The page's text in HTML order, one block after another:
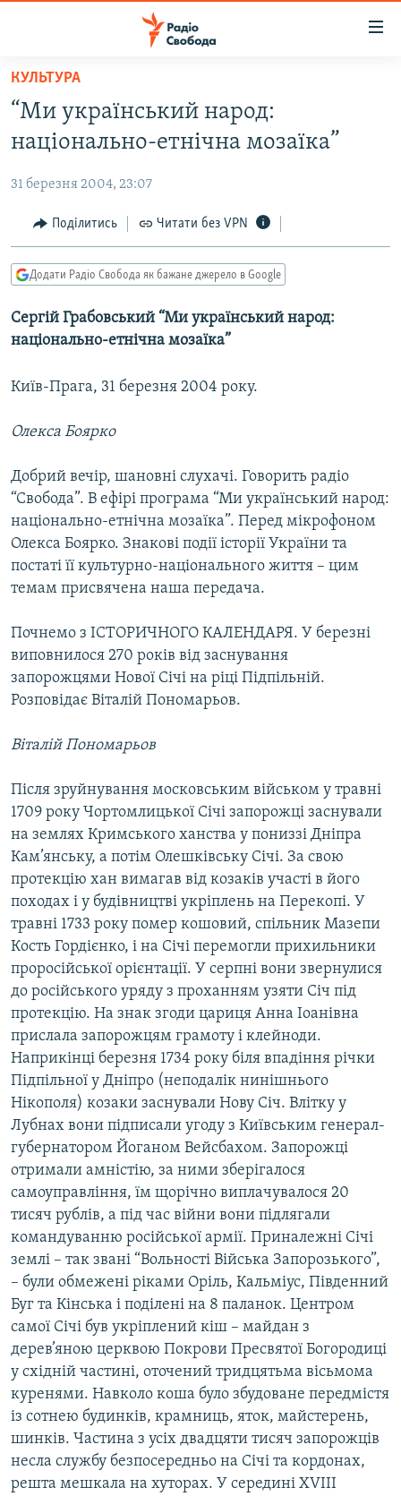
Перейти
основного
матеріалу
до
навігації
Перейти
до
РАДІО СВОБОДА – 70 РОКІВ
ВСЕ ЗА ДОБУ
ПОЛІТИКА
ЕКОНОМІКА
КУЛЬТУРА
СПОРТ
СВІТ
ВІЙНА
РОСІЙСЬКА «ФІЛЬТРАЦІЯ»
КРИМ.РЕАЛІЇ
ТИ ЯК?
СХЕМИ
КИТАЙ.ВИКЛИКИ
СПЕЦПРОЄКТИ
ПОДКАСТИ
КРИМ РЕАЛІЇ
РУС
КТАТ
ДОЛУЧАЙСЯ!
Усі сайти RFE/RL
КУЛЬТУРА
“Ми український народ:
національно-етнічна мозаїка”
31 березня 2004, 23:07
Поділитись Читати без VPN
Додати Радіо Свобода як бажане джерело в Google
Сергій Грабовський “Ми український народ:
національно-етнічна мозаїка”
Київ-Прага, 31 березня 2004 року.
Олекса Боярко
Добрий вечір, шановні слухачі. Говорить радіо
“Свобода”. В ефірі програма “Ми український народ:
національно-етнічна мозаїка”. Перед мікрофоном
Олекса Боярко. Знакові події історії України та
постаті її культурно-національного життя – цим
темам присвячена наша передача.
Почнемо з ІСТОРИЧНОГО КАЛЕНДАРЯ. У березні
виповнилося 270 років від заснування
запорожцями Нової Січі на ріці Підпільній.
Розповідає Віталій Пономарьов.
Віталій Пономарьов
Після зруйнування московським військом у травні
1709 року Чортомлицької Січі запорожці заснували
на землях Кримського ханства у пониззі Дніпра
Кам’янську, а потім Олешківську Січі. За свою
протекцію хан вимагав від козаків участі в його
походах і у будівництві укріплень на Перекопі. У
травні 1733 року помер кошовий, спільник Мазепи
Кость Гордієнко, і на Січі перемогли прихильники
проросійської орієнтації. У серпні вони звернулися
до російського уряду з проханням узяти Січ під
протекцію. На знак згоди цариця Анна Іоанівна
прислала запорожцям грамоту і клейноди.
Наприкінці березня 1734 року біля впадіння річки
Підпільної у Дніпро (неподалік нинішнього
Нікополя) козаки заснували Нову Січ. Влітку у
Лубнах вони підписали угоду з Київським генерал-
губернатором Йоганом Вейсбахом. Запорожці
отримали амністію, за ними зберігалося
самоуправління, їм щорічно виплачувалося 20
тисяч рублів, а під час війни вони підлягали
командуванню російської армії. Приналежні Січі
землі – так звані “Вольності Війська Запорозького”,
– були обмежені ріками Оріль, Кальміус, Південний
Буг та Кінська і поділені на 8 паланок. Центром
самої Січі був укріплений кіш – майдан з
дерев’яною церквою Покрови Пресвятої Богородиці
у східній частині, оточений тридцятьма вісьмома
куренями. Навколо коша було збудоване передмістя
із сотнею будинків, крамниць, яток, майстерень,
шинків. Частина з усіх двадцяти тисяч запорожців
несла службу безпосередньо на Січі та кордонах,
решта мешкала на хуторах. У середині ХVІІІ